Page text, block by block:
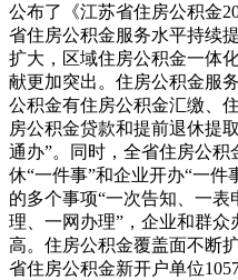
公布了《江苏省住房公积金
省住房公积金服务水平持续
扩大，区域住房公积金一体
献更加突出。住房公积金服
公积金有住房公积金汇缴、
房公积金贷款和提前退休提
通办”。同时，全省住房公积
休“一件事”和企业开办“一
的多个事项“一次告知、一
理、一网办理”，企业和群
高。住房公积金覆盖面不断
省住房公积金新开户单位